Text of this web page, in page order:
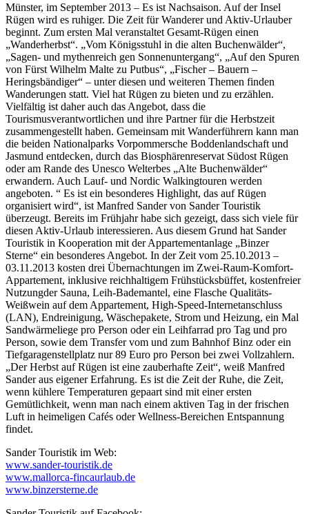
Münster, im September 2013 – Es ist Nachsaison. Auf der Insel
Rügen wird es ruhiger. Die Zeit für Wanderer und Aktiv-Urlauber
beginnt. Zum ersten Mal veranstaltet Gesamt-Rügen einen
„Wanderherbst“. „Vom Königsstuhl in die alten Buchenwälder“,
„Sagen- und mythenreich gen Sonnenuntergang“, „Auf den Spuren
von Fürst Wilhelm Malte zu Putbus“, „Fischer – Bauern –
Heringsbändiger“ – unter diesen und weiteren Themen finden
Wanderungen statt. Viel hat Rügen zu bieten und zu erzählen.
Vielfältig ist daher auch das Angebot, dass die
Tourismusverantwortlichen und ihre Partner für die Herbstzeit
zusammengestellt haben. Gemeinsam mit Wanderführern kann man
die beiden Nationalparks Vorpommersche Boddenlandschaft und
Jasmund entdecken, durch das Biosphärenreservat Südost Rügen
oder am Rande des Unesco Welterbes „Alte Buchenwälder“
erwandern. Auch Lauf- und Nordic Walkingtouren werden
angeboten. “ Es ist ein besonderes Highlight, das auf Rügen
organisiert wird“, ist Manfred Sander von Sander Touristik
überzeugt. Bereits im Frühjahr habe sich gezeigt, dass sich viele für
diesen Aktiv-Urlaub interessieren. Aus diesem Grund hat Sander
Touristik in Kooperation mit der Appartementanlage „Binzer
Sterne“ ein besonderes Angebot. In der Zeit vom 25.10.2013 –
03.11.2013 kosten drei Übernachtungen im Zwei-Raum-Komfort-
Appartement, inklusive reichhaltigem Frühstücksbüffet, kostenfreier
Nutzungder Sauna, Leih-Bademantel, eine Flasche Qualitäts-
Weißwein auf dem Appartement, High-Speed-Internetanschluss
(LAN), Endreinigung, Wäschepakete, Strom und Heizung, ein Mal
Sandwärmeliege pro Person oder ein Leihfarrad pro Tag und pro
Person, sowie dem Transfer vom und zum Bahnhof Binz oder ein
Tiefgaragenstellplatz nur 89 Euro pro Person bei zwei Vollzahlern.
„Der Herbst auf Rügen ist eine zauberhafte Zeit“, weiß Manfred
Sander aus eigener Erfahrung. Es ist die Zeit der Ruhe, die Zeit,
wenn kühlere Temperaturen gepaart sind mit einer ersten
Gemütlichkeit, wenn man nach einem aktiven Tag in der frischen
Luft in heimeligen Cafés oder Wellness-Bereichen Entspannung
findet.
Sander Touristik im Web:
www.sander-touristik.de
www.mallorca-fincaurlaub.de
www.binzersterne.de